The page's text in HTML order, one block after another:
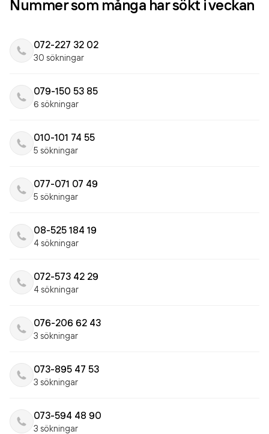
Nummer som många har sökt i veckan
072-227 32 02
30 sökningar
079-150 53 85
6 sökningar
010-101 74 55
5 sökningar
077-071 07 49
5 sökningar
08-525 184 19
4 sökningar
072-573 42 29
4 sökningar
076-206 62 43
3 sökningar
073-895 47 53
3 sökningar
073-594 48 90
3 sökningar